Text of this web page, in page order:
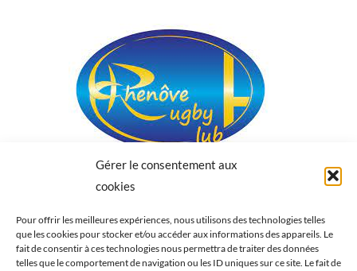
Gérer le consentement aux
cookies
Pour offrir les meilleures expériences, nous utilisons des technologies telles
que les cookies pour stocker et/ou accéder aux informations des appareils. Le
fait de consentir à ces technologies nous permettra de traiter des données
telles que le comportement de navigation ou les ID uniques sur ce site. Le fait de